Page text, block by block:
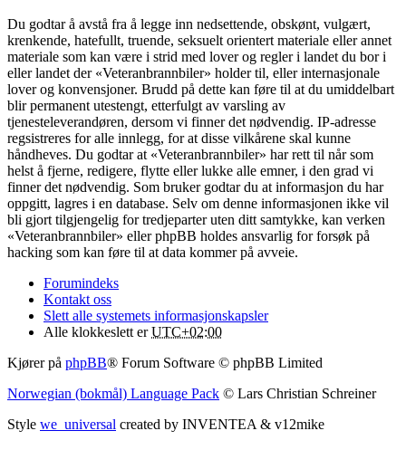
Du godtar å avstå fra å legge inn nedsettende, obskønt, vulgært,
krenkende, hatefullt, truende, seksuelt orientert materiale eller annet
materiale som kan være i strid med lover og regler i landet du bor i
eller landet der «Veteranbrannbiler» holder til, eller internasjonale
lover og konvensjoner. Brudd på dette kan føre til at du umiddelbart
blir permanent utestengt, etterfulgt av varsling av
tjenesteleverandøren, dersom vi finner det nødvendig. IP-adresse
regsistreres for alle innlegg, for at disse vilkårene skal kunne
håndheves. Du godtar at «Veteranbrannbiler» har rett til når som
helst å fjerne, redigere, flytte eller lukke alle emner, i den grad vi
finner det nødvendig. Som bruker godtar du at informasjon du har
oppgitt, lagres i en database. Selv om denne informasjonen ikke vil
bli gjort tilgjengelig for tredjeparter uten ditt samtykke, kan verken
«Veteranbrannbiler» eller phpBB holdes ansvarlig for forsøk på
hacking som kan føre til at data kommer på avveie.
Forumindeks
Kontakt oss
Slett alle systemets informasjonskapsler
Alle klokkeslett erUTC+02:00
Kjører på phpBB® Forum Software © phpBB Limited
Norwegian (bokmål) Language Pack © Lars Christian Schreiner
Style we_universal created by INVENTEA & v12mike